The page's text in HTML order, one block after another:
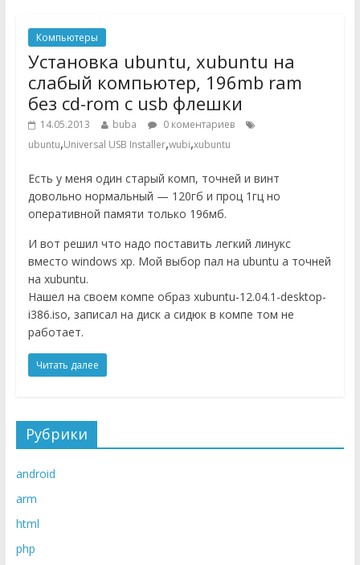
Компьютеры
Установка ubuntu, xubuntu на
слабый компьютер, 196mb ram
без cd-rom с usb флешки
14.05.2013 buba
0 коментариев
ubuntu,Universal USB Installer,wubi,xubuntu
Есть у меня один старый комп, точней и винт
довольно нормальный — 120гб и проц 1гц но
оперативной памяти только 196мб.
И вот решил что надо поставить легкий линукс
вместо windows xp. Мой выбор пал на ubuntu а точней
на xubuntu.
Нашел на своем компе образ xubuntu-12.04.1-desktop-
i386.iso, записал на диск а сидюк в компе том не
работает.
Читать далее
Рубрики
android
arm
html
php